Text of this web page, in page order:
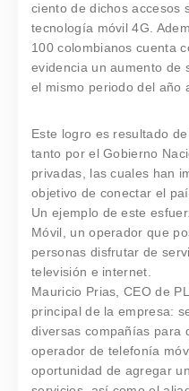
ciento de dichos accesos
tecnología móvil 4G.
100 colombianos cuenta
evidencia un aumento de
el mismo periodo del año
Este logro es resultado
tanto por el Gobierno
privadas, las cuales han
objetivo de conectar el
Un ejemplo de este
Móvil, un operador que
personas disfrutar de
televisión e internet.
Mauricio Prias, CEO de
principal de la empresa:
diversas compañías para
operador de telefonía
oportunidad de agregar